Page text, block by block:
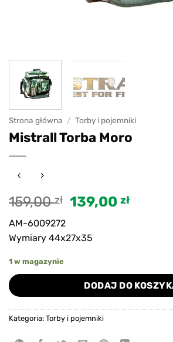
Strona główna / Torby i pojemniki
Mistrall Torba Moro
159,00zł Pierwotna
159,00 zł.
139,00zł
AM-6009272
Wymiary 44x27x35
1 w magazynie
DODAJ DO
Kategoria: Torby i pojemniki